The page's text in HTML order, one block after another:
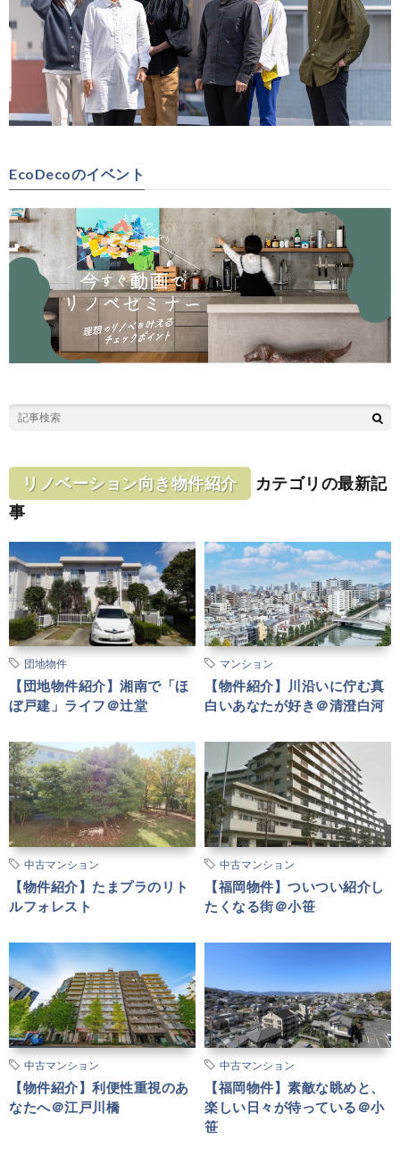
EcoDecoのイベント
リノベーション向き物件紹介
カテゴリの最新記
事
団地物件
【団地物件紹介】湘南で「ほ
ぼ戸建」ライフ＠辻堂
マンション
【物件紹介】川沿いに佇む真
白いあなたが好き＠清澄白河
中古マンション
【物件紹介】たまプラのリト
ルフォレスト
中古マンション
【福岡物件】ついつい紹介し
たくなる街＠小笹
中古マンション
【物件紹介】利便性重視のあ
なたへ＠江戸川橋
中古マンション
【福岡物件】素敵な眺めと、
楽しい日々が待っている＠小
笹